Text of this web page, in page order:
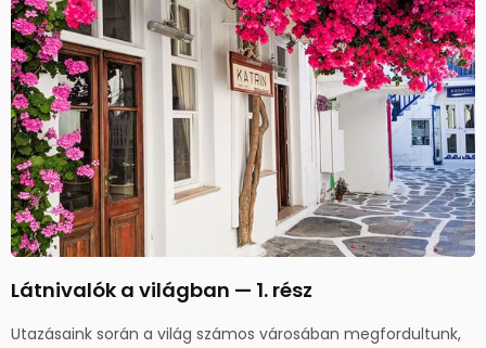
Látnivalók a világban — 1. rész
Utazásaink során a világ számos városában megfordultunk,